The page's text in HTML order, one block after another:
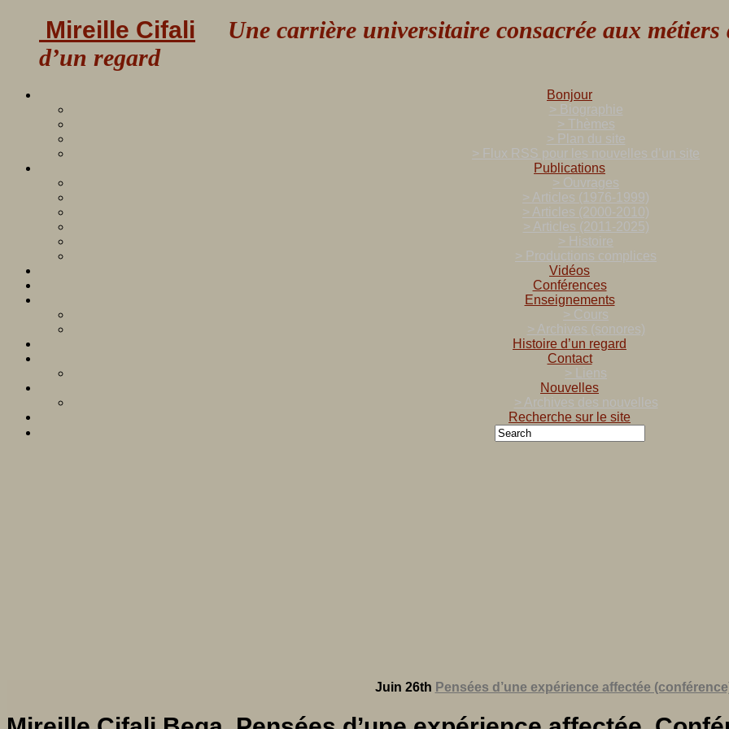
Mireille Cifali Une carrière universitaire consacrée aux métiers
d’un regard
Bonjour
> Biographie
> Thèmes
> Plan du site
> Flux RSS pour les nouvelles d’un site
Publications
> Ouvrages
> Articles (1976-1999)
> Articles (2000-2010)
> Articles (2011-2025)
> Histoire
> Productions complices
Vidéos
Conférences
Enseignements
> Cours
> Archives (sonores)
Histoire d’un regard
Contact
> Liens
Nouvelles
> Archives des nouvelles
Recherche sur le site
Juin 26th Pensées d’une expérience affectée